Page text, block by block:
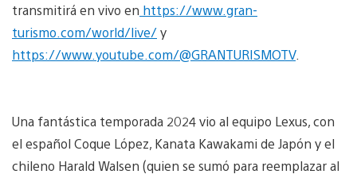
transmitirá en vivo en https://www.gran-
turismo.com/world/live/y
https://www.youtube.com/@GRANTURISMOTV.
Una fantástica temporada 2024 vio al equipo Lexus, con
el español Coque López, Kanata Kawakami de Japón y el
chileno Harald Walsen (quien se sumó para reemplazar al